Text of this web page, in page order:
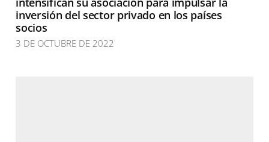
inversión del sector privado en los países
socios
3 DE OCTUBRE DE 2022